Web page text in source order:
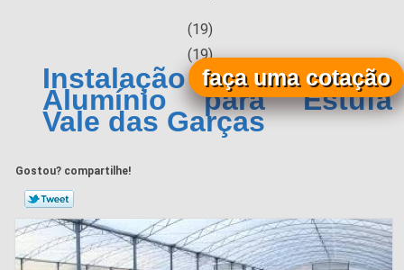
(19)
(19)
Instalação de Calha de
Alumínio para Estufa
Vale das Garças
Gostou? compartilhe!
faça uma cotação